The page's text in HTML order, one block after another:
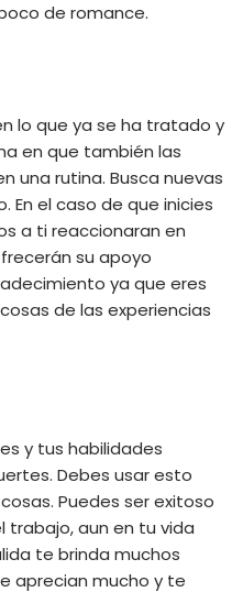
de romance.
lo que ya se ha tratado y
en que también las
una rutina. Busca nuevas
En el caso de que inicies
a ti reaccionaran en
su apoyo
ya que eres
de las experiencias
y tus habilidades
Debes usar esto
Puedes ser exitoso
aun en tu vida
te brinda muchos
aprecian mucho y te